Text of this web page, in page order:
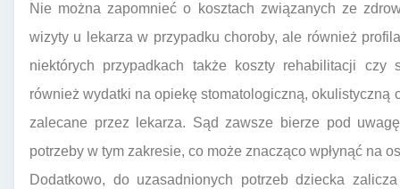
Nie można zapomnieć o kosztach związanych ze
wizyty u lekarza w przypadku choroby, ale również
niektórych przypadkach także koszty rehabilitacji czy
również wydatki na opiekę stomatologiczną,
zalecane przez lekarza. Sąd zawsze bierze pod
potrzeby w tym zakresie, co może znacząco wpłynąć na
Dodatkowo, do uzasadnionych potrzeb dziecka